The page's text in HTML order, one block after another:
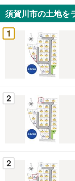
知
を
受
け
件
を
ー
ジ
須賀川市の土地を
1
2
2